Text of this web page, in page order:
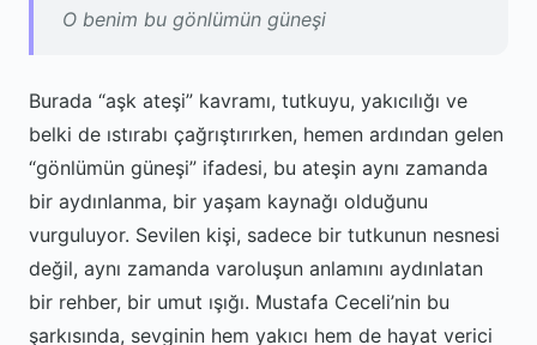
O benim bu gönlümün güneşi
Burada “aşk ateşi” kavramı, tutkuyu, yakıcılığı ve
belki de ıstırabı çağrıştırırken, hemen ardından gelen
“gönlümün güneşi” ifadesi, bu ateşin aynı zamanda
bir aydınlanma, bir yaşam kaynağı olduğunu
vurguluyor. Sevilen kişi, sadece bir tutkunun nesnesi
değil, aynı zamanda varoluşun anlamını aydınlatan
bir rehber, bir umut ışığı. Mustafa Ceceli’nin bu
şarkısında, sevginin hem yakıcı hem de hayat verici